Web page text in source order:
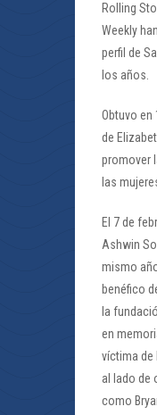
Rolling
Weekly
perfil de
los años.
Obtuvo en
de
promover
las
El 7 de
Ashwin
mismo
benéfico
la
en
víctima de
al lado de
como